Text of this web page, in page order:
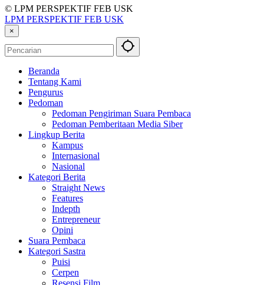
© LPM PERSPEKTIF FEB USK
LPM PERSPEKTIF FEB USK
×
Beranda
Tentang Kami
Pengurus
Pedoman
Pedoman Pengiriman Suara Pembaca
Pedoman Pemberitaan Media Siber
Lingkup Berita
Kampus
Internasional
Nasional
Kategori Berita
Straight News
Features
Indepth
Entrepreneur
Opini
Suara Pembaca
Kategori Sastra
Puisi
Cerpen